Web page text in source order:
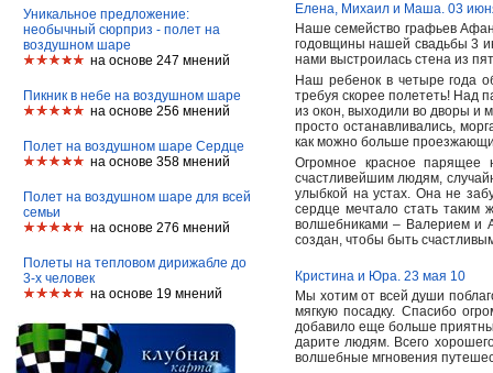
Уникальное предложение:
необычный сюрприз - полет на
воздушном шаре
на основе 247 мнений
Пикник в небе на воздушном шаре
на основе 256 мнений
Полет на воздушном шаре Сердце
на основе 358 мнений
Полет на воздушном шаре для всей
семьи
на основе 276 мнений
Полеты на тепловом дирижабле до
3-х человек
на основе 19 мнений
Елена, Михаил и Маша. 03
Наше семейство графьев
годовщины нашей свадьбы 3
нами выстроилась стена из
Наш ребенок в четыре года
требуя скорее полететь! Над
из окон, выходили во дворы и
просто останавливались,
как можно больше
Огромное красное
счастливейшим людям,
улыбкой на устах. Она не
сердце мечтало стать
волшебниками – Валерием и
создан, чтобы быть
Кристина и Юра. 23 мая 10
Мы хотим от всей души
мягкую посадку. Спасибо
добавило еще больше
дарите людям. Всего
волшебные мгновения